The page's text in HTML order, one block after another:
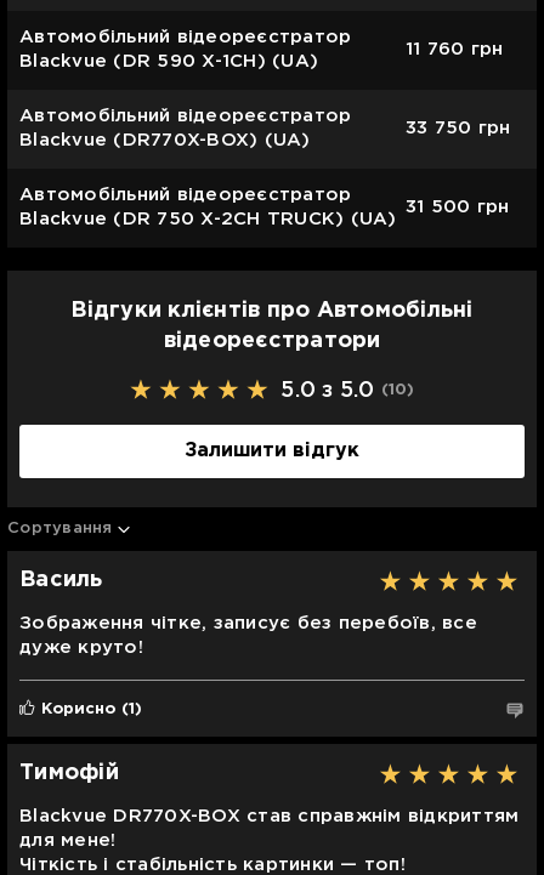
Автомобільний відеореєстратор
Blackvue (DR 590 X-1CH) (UA)
11 760 грн
Автомобільний відеореєстратор
Blackvue (DR770X-BOX) (UA)
33 750 грн
Автомобільний відеореєстратор
Blackvue (DR 750 X-2CH TRUCK) (UA)
31 500 грн
Відгуки клієнтів про Автомобільні
відеореєстратори
5.0 з 5.0 (10)
Залишити відгук
Сортування
Василь
Зображення чітке, записує без перебоїв, все
дуже круто!
Корисно (1)
Тимофій
Blackvue DR770X-BOX став справжнім відкриттям
для мене!
Чіткість і стабільність картинки — топ!